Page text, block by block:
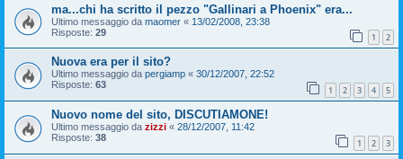
ma...chi ha scritto il pezzo "Gallinari a Phoenix" era...
Ultimo messaggio da maomer « 13/02/2008, 23:38
Risposte: 29 1 2
Nuova era per il sito?
Ultimo messaggio da pergiamp « 30/12/2007, 22:52
Risposte: 63 1 2 3 4 5
Nuovo nome del sito, DISCUTIAMONE!
Ultimo messaggio da zizzi « 28/12/2007, 11:42
Risposte: 38 1 2 3